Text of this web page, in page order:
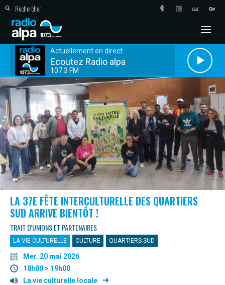
Actuellement en direct
Ecoutez Radio alpa
107.3 FM
LA 37E FÊTE INTERCULTURELLE DES QUARTIERS
SUD ARRIVE BIENTÔT !
TRAIT D'UNIONS ET PARTENAIRES
LA VIE CULTURELLE CULTURE QUARTIERS SUD
Mer. 20 mai 2026
18h00 > 19h00
La vie culturelle locale